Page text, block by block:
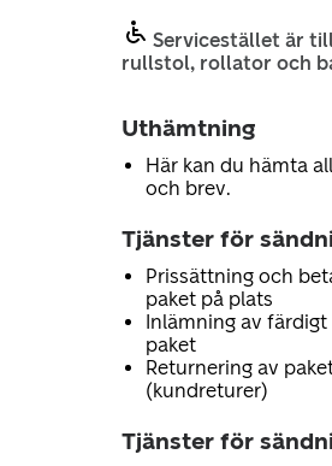
Servicestället är
rullstol, rollator och
Uthämtning
Här kan du hämta
och brev.
Tjänster för
Prissättning och
paket på plats
Inlämning av färdigt
paket
Returnering av
(kundreturer)
Tjänster för